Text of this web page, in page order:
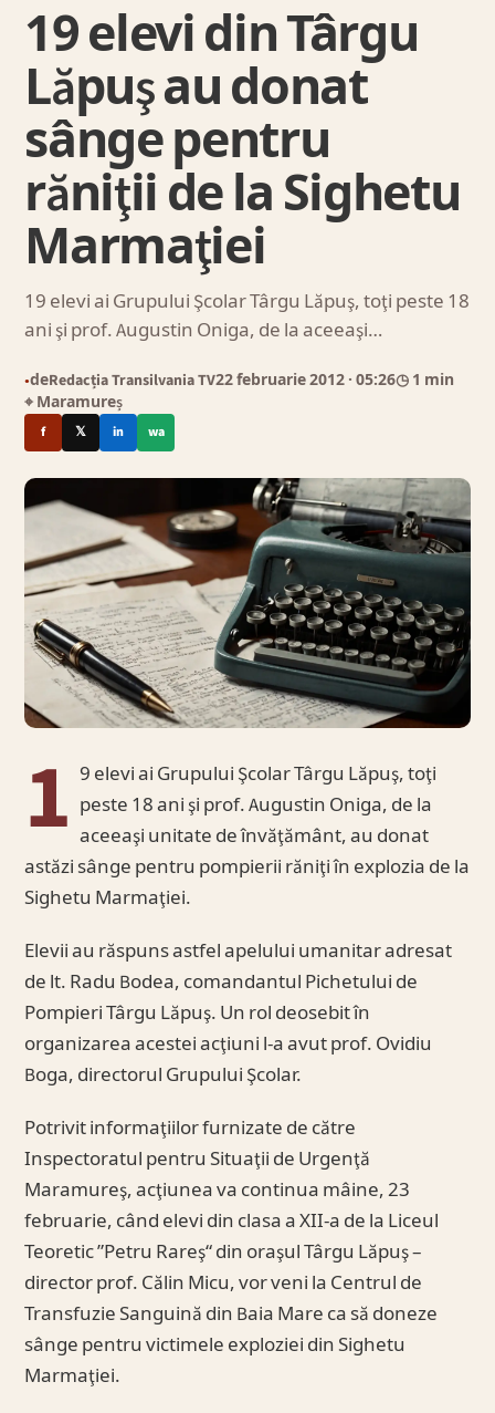
19 elevi din Târgu
Lăpuş au donat
sânge pentru
răniţii de la Sighetu
Marmaţiei
19 elevi ai Grupului Şcolar Târgu Lăpuş, toţi peste 18
ani şi prof. Augustin Oniga, de la aceeaşi…
●deRedacția Transilvania TV22 februarie 2012 · 05:26◷ 1 min
⌖ Maramureș
f 𝕏 in wa
1 9 elevi ai Grupului Şcolar Târgu Lăpuş, toţi
peste 18 ani şi prof. Augustin Oniga, de la
aceeaşi unitate de învăţământ, au donat
astăzi sânge pentru pompierii răniţi în explozia de la
Sighetu Marmaţiei.
Elevii au răspuns astfel apelului umanitar adresat
de lt. Radu Bodea, comandantul Pichetului de
Pompieri Târgu Lăpuş. Un rol deosebit în
organizarea acestei acţiuni l-a avut prof. Ovidiu
Boga, directorul Grupului Şcolar.
Potrivit informaţiilor furnizate de către
Inspectoratul pentru Situaţii de Urgenţă
Maramureş, acţiunea va continua mâine, 23
februarie, când elevi din clasa a XII-a de la Liceul
Teoretic ”Petru Rareş“ din oraşul Târgu Lăpuş –
director prof. Călin Micu, vor veni la Centrul de
Transfuzie Sanguină din Baia Mare ca să doneze
sânge pentru victimele exploziei din Sighetu
Marmaţiei.